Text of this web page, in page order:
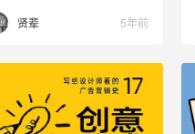
贤辈 5年前